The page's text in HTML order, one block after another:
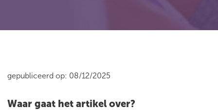
gepubliceerd op: 08/12/2025
Waar gaat het artikel over?